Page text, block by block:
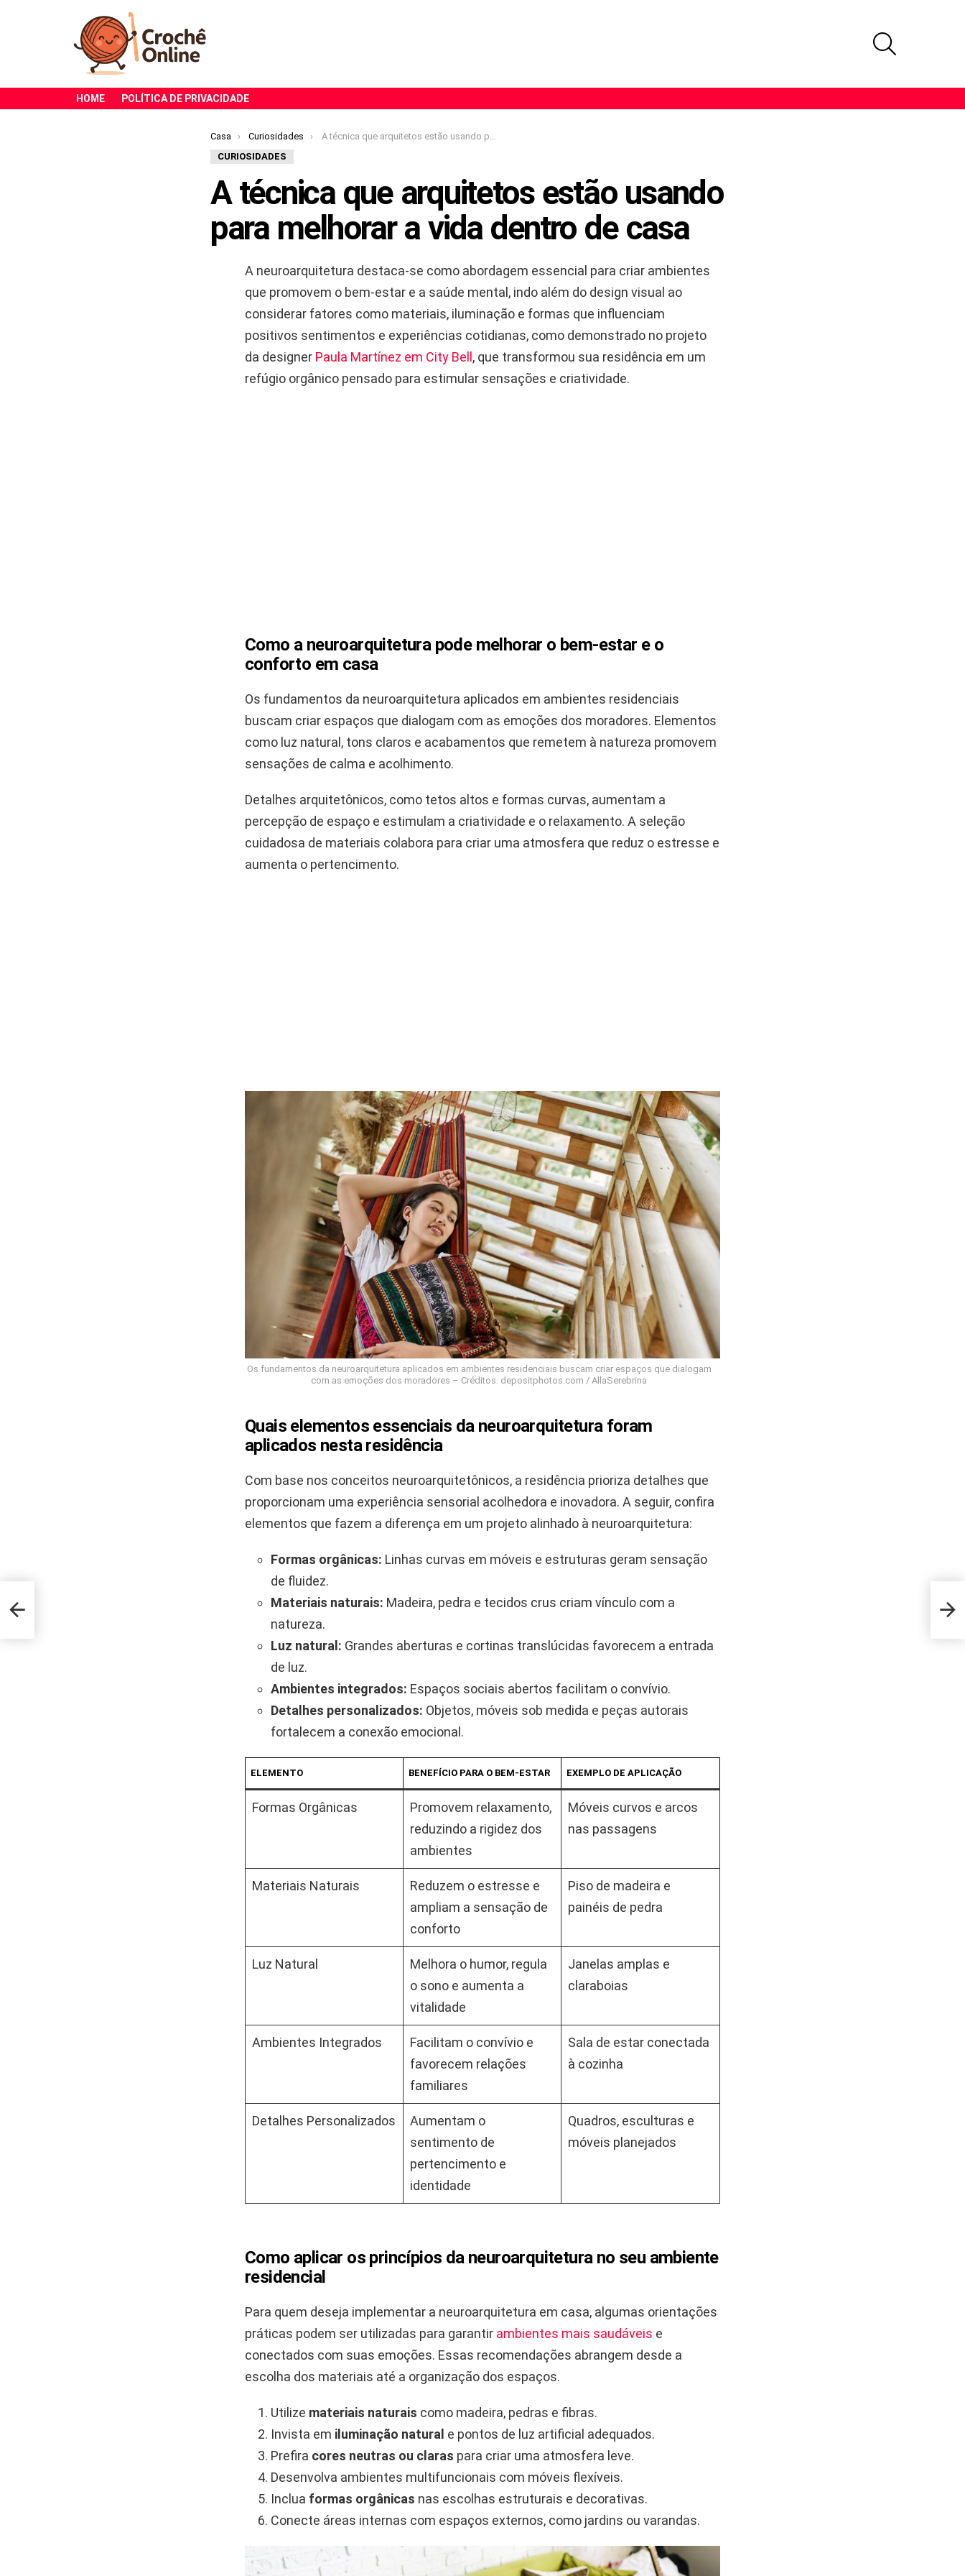
HOME POLÍTICA DE PRIVACIDADE
Você está aqui:
Casa Curiosidades
A técnica que arquitetos estão usando para melhorar a vida dentro de casa
CURIOSIDADES
A técnica que arquitetos estão usando
para melhorar a vida dentro de casa
A neuroarquitetura destaca-se como abordagem essencial para criar ambientes
que promovem o bem-estar e a saúde mental, indo além do design visual ao
considerar fatores como materiais, iluminação e formas que influenciam
positivos sentimentos e experiências cotidianas, como demonstrado no projeto
da designer Paula Martínez em City Bell , que transformou sua residência em um
refúgio orgânico pensado para estimular sensações e criatividade.
Como a neuroarquitetura pode melhorar o bem-estar e o
conforto em casa
Os fundamentos da neuroarquitetura aplicados em ambientes residenciais
buscam criar espaços que dialogam com as emoções dos moradores. Elementos
como luz natural, tons claros e acabamentos que remetem à natureza promovem
sensações de calma e acolhimento.
Detalhes arquitetônicos, como tetos altos e formas curvas, aumentam a
percepção de espaço e estimulam a criatividade e o relaxamento. A seleção
cuidadosa de materiais colabora para criar uma atmosfera que reduz o estresse e
aumenta o pertencimento.
Os fundamentos da neuroarquitetura aplicados em ambientes residenciais buscam criar espaços que dialogam
com as emoções dos moradores – Créditos: depositphotos.com / AllaSerebrina
Quais elementos essenciais da neuroarquitetura foram
aplicados nesta residência
Com base nos conceitos neuroarquitetônicos, a residência prioriza detalhes que
proporcionam uma experiência sensorial acolhedora e inovadora. A seguir, confira
elementos que fazem a diferença em um projeto alinhado à neuroarquitetura:
Formas orgânicas: Linhas curvas em móveis e estruturas geram sensação
de fluidez.
Materiais naturais: Madeira, pedra e tecidos crus criam vínculo com a
natureza.
Luz natural: Grandes aberturas e cortinas translúcidas favorecem a entrada
de luz.
Ambientes integrados: Espaços sociais abertos facilitam o convívio.
Detalhes personalizados: Objetos, móveis sob medida e peças autorais
fortalecem a conexão emocional.
ELEMENTO BENEFÍCIO PARA O BEM-ESTAR EXEMPLO DE APLICAÇÃO
Formas Orgânicas
Promovem relaxamento,
reduzindo a rigidez dos
ambientes
Móveis curvos e arcos
nas passagens
Materiais Naturais
Reduzem o estresse e
ampliam a sensação de
conforto
Piso de madeira e
painéis de pedra
Luz Natural
Melhora o humor, regula
o sono e aumenta a
vitalidade
Janelas amplas e
claraboias
Ambientes Integrados
Facilitam o convívio e
favorecem relações
familiares
Sala de estar conectada
à cozinha
Detalhes Personalizados
Aumentam o
sentimento de
pertencimento e
identidade
Quadros, esculturas e
móveis planejados
Como aplicar os princípios da neuroarquitetura no seu ambiente
residencial
Para quem deseja implementar a neuroarquitetura em casa, algumas orientações
práticas podem ser utilizadas para garantir ambientes mais saudáveis e
conectados com suas emoções. Essas recomendações abrangem desde a
escolha dos materiais até a organização dos espaços.
Utilize materiais naturais como madeira, pedras e fibras.
Invista em iluminação natural e pontos de luz artificial adequados.
Prefira cores neutras ou claras para criar uma atmosfera leve.
Desenvolva ambientes multifuncionais com móveis flexíveis.
Inclua formas orgânicas nas escolhas estruturais e decorativas.
Conecte áreas internas com espaços externos, como jardins ou varandas.